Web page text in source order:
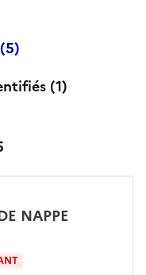
5)
(1)
NAPPE